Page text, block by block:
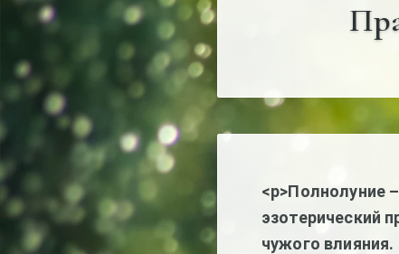
<p>Полнолуние
эзотерический
чужого